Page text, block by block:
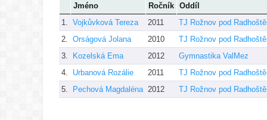
Jméno Ročník Oddíl
1.
Vojkůvková Tereza 2011
TJ Rožnov pod
2.
Orságová Jolana 2010
TJ Rožnov pod
3.
Kozelská Ema 2012
Gymnastika ValMez
4.
Urbanová Rozálie 2011
TJ Rožnov pod
5.
Pechová Magdaléna 2012 TJ Rožnov pod